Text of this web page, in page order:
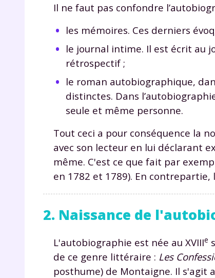
Il ne faut pas confondre
les mémoires. Ces derniers
le journal intime. Il est écrit au
rétrospectif ;
le roman autobiographique,
distinctes. Dans
seule et même personne.
Tout ceci a pour conséquence la
avec son lecteur en lui déclarant
même. C'est ce que fait par
en 1782 et 1789). En contrepartie,
2. Naissance de
L'autobiographie est née au XVIIIe
de ce genre littéraire : Les
posthume) de Montaigne. Il